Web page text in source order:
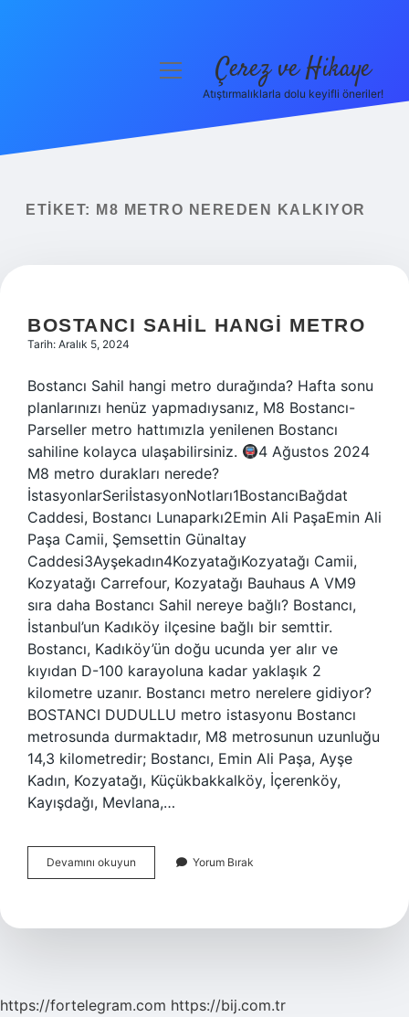
Yasal Uyarı
menüyü Çerez ve Hikaye
Atıştırmalıklarla dolu keyifli öneriler!
ETIKET: M8 METRO NEREDEN KALKIYOR
BOSTANCI SAHIL HANGI METRO
Tarih: Aralık 5, 2024
Bostancı Sahil hangi metro durağında? Hafta sonu
planlarınızı henüz yapmadıysanız, M8 Bostancı-
Parseller metro hattımızla yenilenen Bostancı
sahiline kolayca ulaşabilirsiniz.
4 Ağustos 2024
M8 metro durakları nerede?
İstasyonlarSeriİstasyonNotları1BostancıBağdat
Caddesi, Bostancı Lunaparkı2Emin Ali PaşaEmin Ali
Paşa Camii, Şemsettin Günaltay
Caddesi3Ayşekadın4KozyatağıKozyatağı Camii,
Kozyatağı Carrefour, Kozyatağı Bauhaus A VM9
sıra daha Bostancı Sahil nereye bağlı? Bostancı,
İstanbul’un Kadıköy ilçesine bağlı bir semttir.
Bostancı, Kadıköy’ün doğu ucunda yer alır ve
kıyıdan D-100 karayoluna kadar yaklaşık 2
kilometre uzanır. Bostancı metro nerelere gidiyor?
BOSTANCI DUDULLU metro istasyonu Bostancı
metrosunda durmaktadır, M8 metrosunun uzunluğu
14,3 kilometredir; Bostancı, Emin Ali Paşa, Ayşe
Kadın, Kozyatağı, Küçükbakkalköy, İçerenköy,
Kayışdağı, Mevlana,…
Devamını okuyun Bostancı
Sahil
Yorum Bırak
https://fortelegram.com https://bij.com.tr